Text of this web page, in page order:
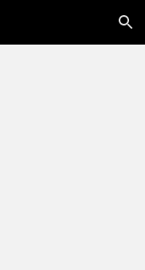
Skip to navigation